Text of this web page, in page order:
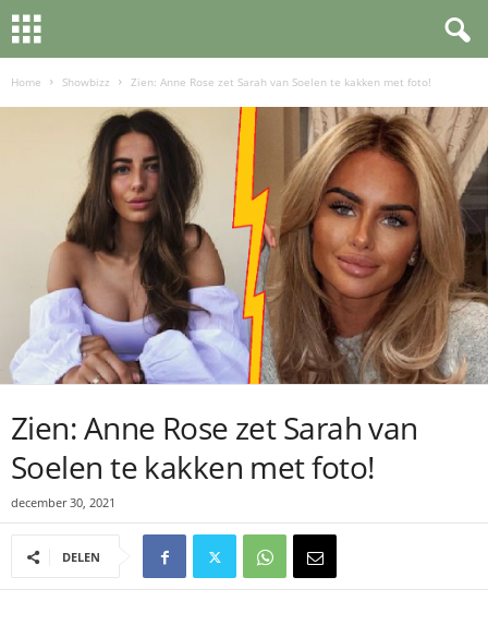
Home Showbizz Zien: Anne Rose zet Sarah van Soelen te kakken met foto!
Zien: Anne Rose zet Sarah van
Soelen te kakken met foto!
december 30, 2021
DELEN